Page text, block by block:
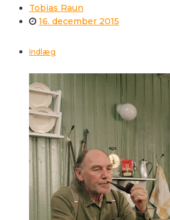
Tobias Raun
16. december 2015
Indlæg